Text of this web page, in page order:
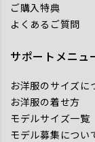
ご購入特典
よくあるご質問
サポートメニュ
お洋服のサイズに
お洋服の着せ方
モデルサイズ一覧
モデル募集につい